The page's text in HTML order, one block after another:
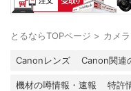
とるならTOPページ > カメラ
Canonレンズ Canon関連
機材の噂情報・速報 特許